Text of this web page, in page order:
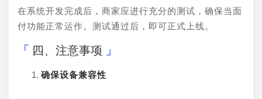
在系统开发完成后，商家应进行充分的测试，确保当面
付功能正常运作。测试通过后，即可正式上线。
四、注意事项
确保设备兼容性